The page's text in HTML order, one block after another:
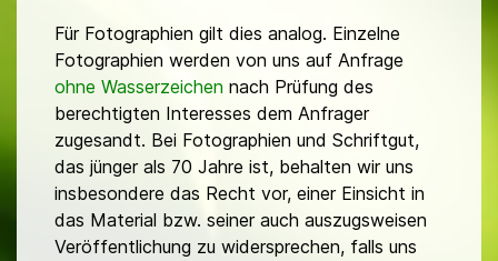
Für Fotographien gilt dies analog. Einzelne
Fotographien werden von uns auf Anfrage
ohne Wasserzeichen nach Prüfung des
berechtigten Interesses dem Anfrager
zugesandt. Bei Fotographien und Schriftgut,
das jünger als 70 Jahre ist, behalten wir uns
insbesondere das Recht vor, einer Einsicht in
das Material bzw. seiner auch auszugsweisen
Veröffentlichung zu widersprechen, falls uns